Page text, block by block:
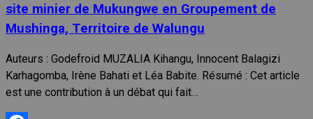
site minier de Mukungwe en Groupement de
Mushinga, Territoire de Walungu
Auteurs : Godefroid MUZALIA Kihangu, Innocent Balagizi
Karhagomba, Irène Bahati et Léa Babite. Résumé : Cet article
est une contribution à un débat qui fait…